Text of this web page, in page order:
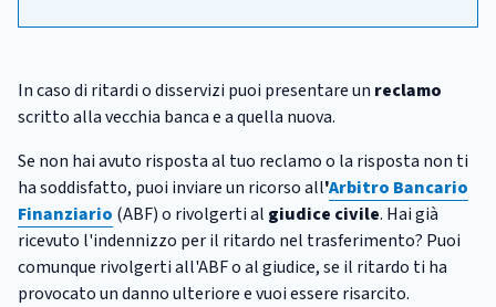
In caso di ritardi o disservizi puoi presentare un reclamo
scritto alla vecchia banca e a quella nuova.
Se non hai avuto risposta al tuo reclamo o la risposta non ti
ha soddisfatto, puoi inviare un ricorso all'Arbitro Bancario
Finanziario (ABF) o rivolgerti al giudice civile. Hai già
ricevuto l'indennizzo per il ritardo nel trasferimento? Puoi
comunque rivolgerti all'ABF o al giudice, se il ritardo ti ha
provocato un danno ulteriore e vuoi essere risarcito.